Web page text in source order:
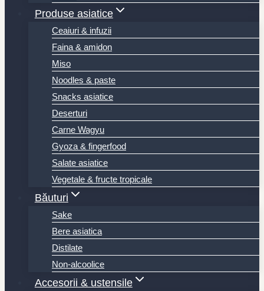
Produse asiatice
Ceaiuri & infuzii
Faina & amidon
Miso
Noodles & paste
Snacks asiatice
Deserturi
Carne Wagyu
Gyoza & fingerfood
Salate asiatice
Vegetale & fructe tropicale
Băuturi
Sake
Bere asiatica
Distilate
Non-alcoolice
Accesorii & ustensile